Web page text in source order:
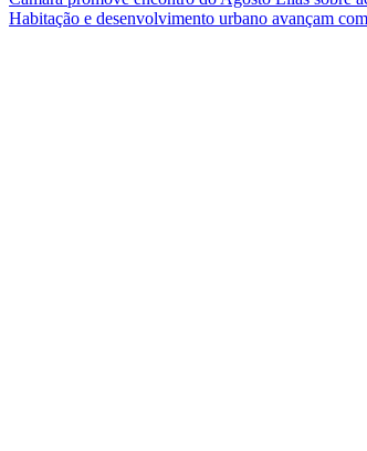
Habitação e desenvolvimento urbano avançam